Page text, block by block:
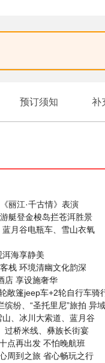
预订须知 补
丽江·千古情》表演
艇登金梭岛拦苍洱胜景
月谷电瓶车、雪山衣氧
海享静美
栈 环境清幽文化韵深
店 享设施奢华
敞篷jeep车+2轮自行车骑
缤纷、“圣托里尼”旅拍 异
、冰川大索道、蓝月谷
过桥米线、彝族长街宴
点再出发 不怕晚航班
周到之旅 省心畅玩之行